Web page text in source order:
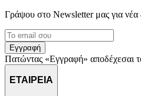
Γράψου στο Νewsletter μας για
Εγγραφή
Πατώντας «Εγγραφή» αποδέχεσαι
ΕΤΑΙΡΕΙΑ